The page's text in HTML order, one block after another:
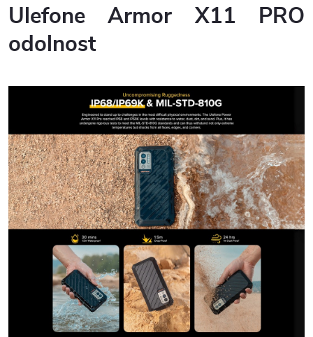
Ulefone Armor X11 PRO
odolnost